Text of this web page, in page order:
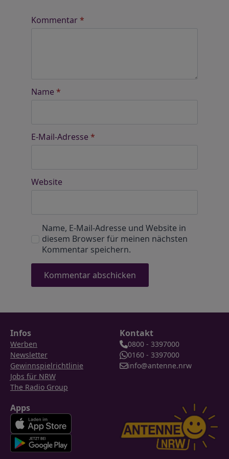
Kommentar*
Name *
E-Mail-Adresse *
Website
Name, E-Mail-Adresse und Website in
diesem Browser für meinen nächsten
Kommentar speichern.
Infos
Werben
Newsletter
Gewinnspielrichtlinie
Jobs für NRW
The Radio Group
Kontakt
0800 - 3397000
0160 - 3397000
info@antenne.nrw
Apps